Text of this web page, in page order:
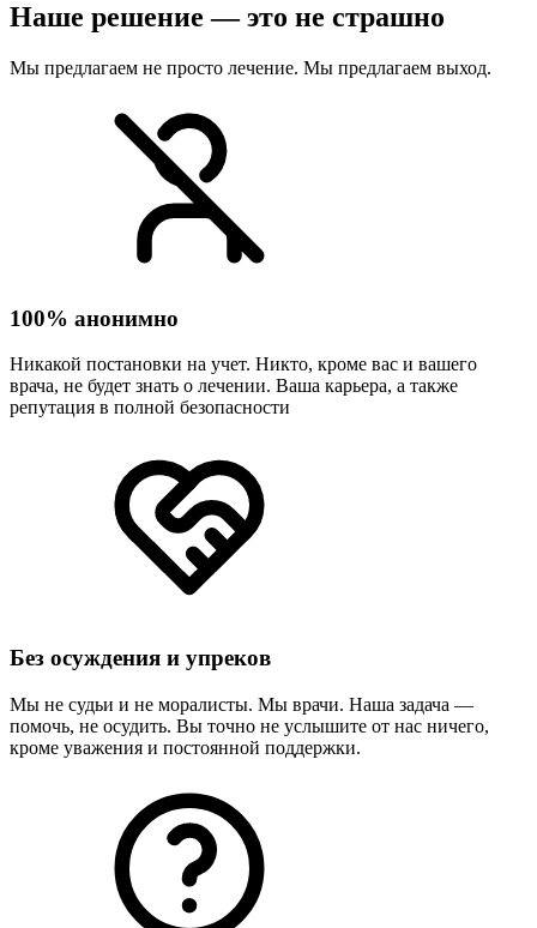
Наше решение — это не страшно
Мы предлагаем не просто лечение. Мы предлагаем выход.
100% анонимно
Никакой постановки на учет. Никто, кроме вас и вашего
врача, не будет знать о лечении. Ваша карьера, а также
репутация в полной безопасности
Без осуждения и упреков
Мы не судьи и не моралисты. Мы врачи. Наша задача —
помочь, не осудить. Вы точно не услышите от нас ничего,
кроме уважения и постоянной поддержки.